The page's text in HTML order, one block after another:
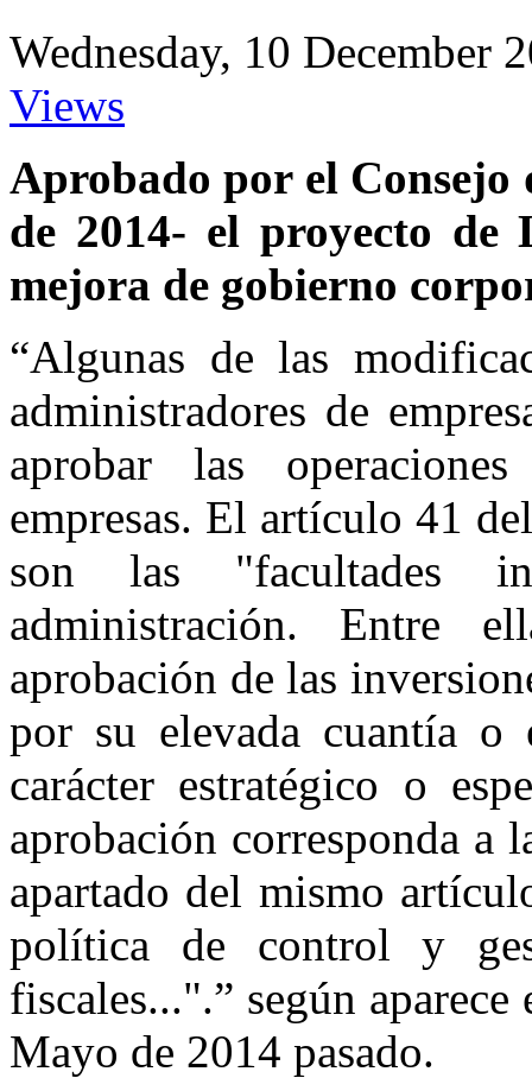
Wednesday, 10 December
Views
Aprobado por el
de 2014- el proyecto de
mejora de gobierno
“Algunas de las
administradores de
aprobar las
empresas. El artículo 41
son las "facultades
administración. Entre
aprobación de las
por su elevada cuantía o
carácter estratégico o
aprobación corresponda a
apartado del mismo
política de control y
fiscales...".” según
Mayo de 2014 pasado.